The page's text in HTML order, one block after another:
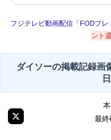
フジテレビ動画配信「FODプレ
ント
ダイソーの掲載記録画
最終